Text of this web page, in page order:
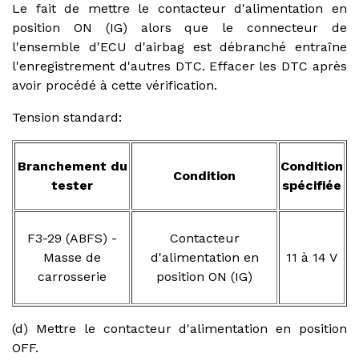
Le fait de mettre le contacteur d'alimentation en
position ON (IG) alors que le connecteur de
l'ensemble d'ECU d'airbag est débranché entraîne
l'enregistrement d'autres DTC. Effacer les DTC après
avoir procédé à cette vérification.
Tension standard:
Branchement du
tester
Condition
Condition
spécifiée
F3-29 (ABFS) -
Masse de
carrosserie
Contacteur
d'alimentation en
position ON (IG)
11 à 14 V
(d) Mettre le contacteur d'alimentation en position
OFF.